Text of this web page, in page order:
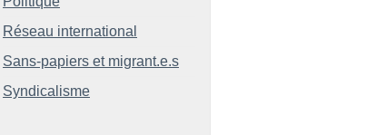
Réseau international
Sans-papiers et migrant.e.s
Syndicalisme